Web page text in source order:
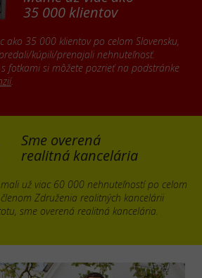
35 000 klientov
ako 35 000 klientov po celom Slovensku,
kúpili/prenajali nehnuteľnosť.
fotkami si môžete pozrieť na podstránke
.
Sme overená
realitná kancelária
už viac 60 000 nehnuteľností po celom
Združenia realitných kancelárii
sme overená realitná kancelária.